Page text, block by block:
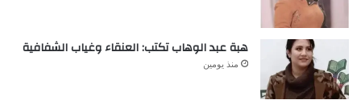
هبة عبد الوهاب تكتب: العنقاء وغياب الشفافية
منذ يومين